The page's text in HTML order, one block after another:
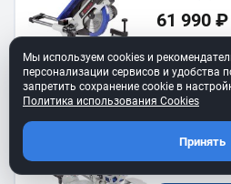
61 990 ₽
В корзину
BELMASH
Торцовочная
19 490 ₽
Мы используем cookies и
персонализации сервисов и удобства
запретить сохранение cookie в
Политика использования Cookies
Принять